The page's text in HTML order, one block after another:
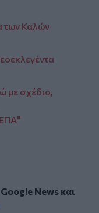
των Καλών
με σχέδιο,
Google Newsκαι